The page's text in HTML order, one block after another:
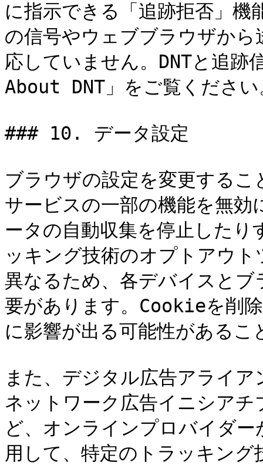
に指示できる「追跡拒否」
の信号やウェブブラウザか
応していません。DNTと追
About DNT」をご覧ください
### 10. データ設定
ブラウザの設定を変更する
サービスの一部の機能を無
ータの自動収集を停止した
ッキング技術のオプトアウ
異なるため、各デバイスと
要があります。Cookieを削
に影響が出る可能性があるこ
また、デジタル広告アライ
ネットワーク広告イニシア
ど、オンラインプロバイダ
用して、特定のトラッキン